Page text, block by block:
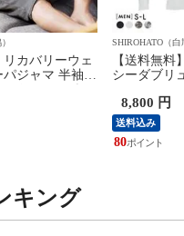
カバリーウェ
ジャマ 半袖
SHIROHATO（白
【送料無料
シーダブリ
ジュウリュ
SML ハイネ
ツ
8,800 円
送料込み
80
キング